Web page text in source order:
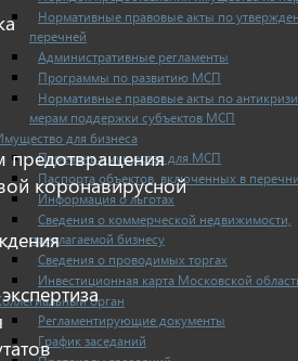
Нормативные правовые акты по
перечней
Административные регламенты
Программы по развитию МСП
Нормативные правовые акты по
мерам поддержки субъектов МСП
для бизнеса
Перечень имущества для МСП
Паспорта объектов, включенных в
Информация о льготах
Сведения о коммерческой недвижимости,
предлагаемой бизнесу
Сведения о проводимых торгах
Инвестиционная карта Московской
орган
Регламентирующие документы
График заседаний
коронавирусной